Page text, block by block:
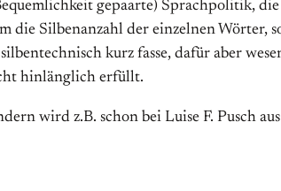
gepaarte) Sprachpolitik, die
die Silbenanzahl der einzelnen Wörter,
kurz fasse, dafür aber
hinlänglich erfüllt.
wird z.B. schon bei Luise F. Pusch